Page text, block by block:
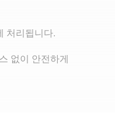
처리됩니다.
없이 안전하게